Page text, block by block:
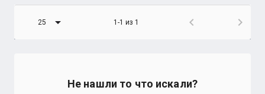
25 arrow_drop_down 1-1 из 1 chevron_left chevron_right
Не нашли то что искали?